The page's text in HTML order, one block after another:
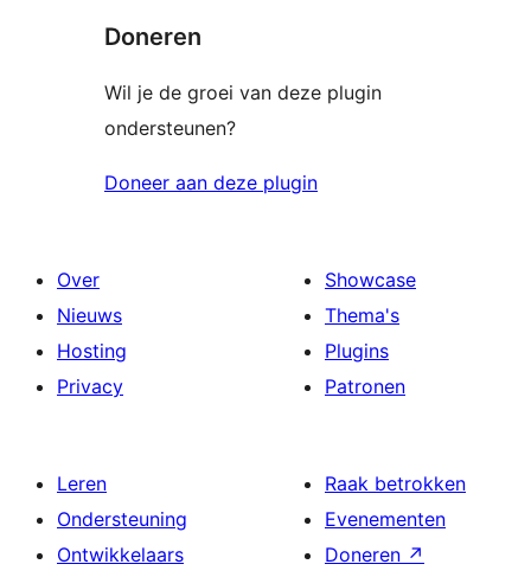
Doneren
Wil je de groei van deze plugin
ondersteunen?
Doneer aan deze plugin
Over
Nieuws
Hosting
Privacy
Showcase
Thema's
Plugins
Patronen
Leren
Ondersteuning
Ontwikkelaars
Raak betrokken
Evenementen
Doneren ↗